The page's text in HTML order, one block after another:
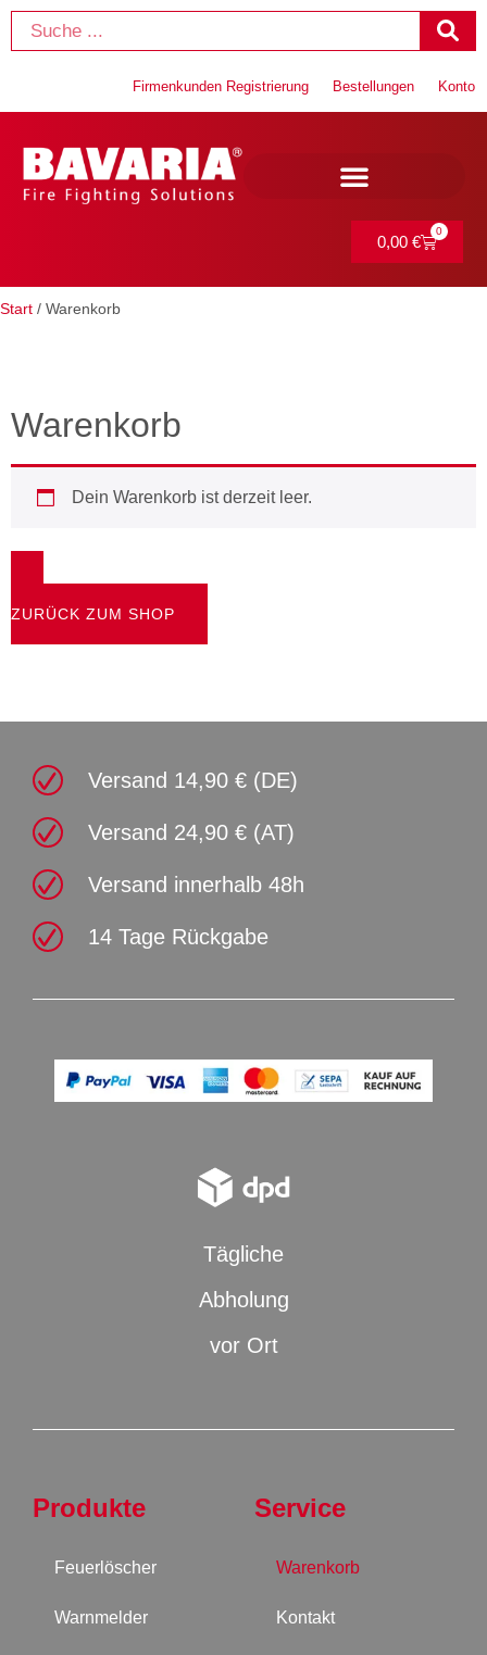
Firmenkunden Registrierung Bestellungen Konto
0,00 €
0
Start / Warenkorb
Warenkorb
Dein Warenkorb ist derzeit leer.
ZURÜCK ZUM SHOP
Versand 14,90 € (DE)
Versand 24,90 € (AT)
Versand innerhalb 48h
14 Tage Rückgabe
Tägliche
Abholung
vor Ort
Produkte
Feuerlöscher
Warnmelder
Service
Warenkorb
Kontakt